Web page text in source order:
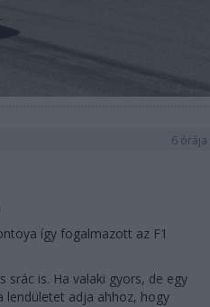
6 órája
így fogalmazott az F1
is. Ha valaki gyors, de egy
lendületet adja ahhoz, hogy